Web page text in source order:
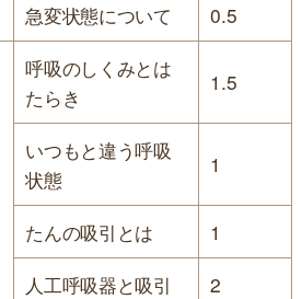
急変状態について 0.5
呼吸のしくみとは
たらき
1.5
いつもと違う呼吸
状態
1
たんの吸引とは
1
人工呼吸器と吸引
2